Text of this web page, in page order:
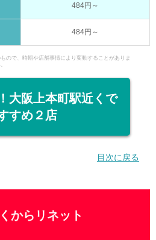
484円～
484円～
ので、時期や店舗事情により変動することがありま
大阪上本町駅近くで
すめ２店
目次に戻る
からリネット